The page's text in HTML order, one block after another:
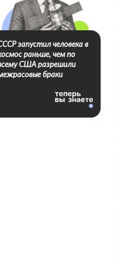
запустил человека в
раньше, чем по
США разрешили
браки